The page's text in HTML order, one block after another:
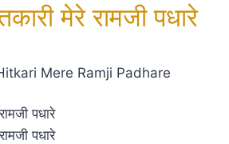
मेरे रामजी पधारे
Mere Ramji Padhare
पधारे
पधारे